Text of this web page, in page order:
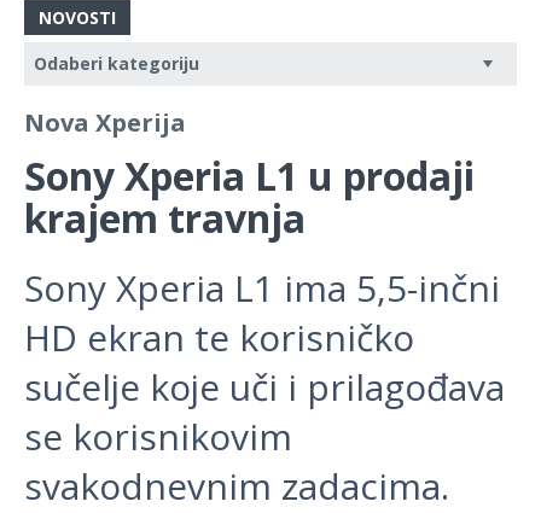
NOVOSTI
Nova Xperija
Sony Xperia L1 u prodaji
krajem travnja
Sony Xperia L1 ima 5,5-inčni
HD ekran te korisničko
sučelje koje uči i prilagođava
se korisnikovim
svakodnevnim zadacima.